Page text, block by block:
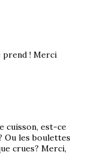
prend ! Merci
cuisson, est-ce
Ou les boulettes
crues? Merci,